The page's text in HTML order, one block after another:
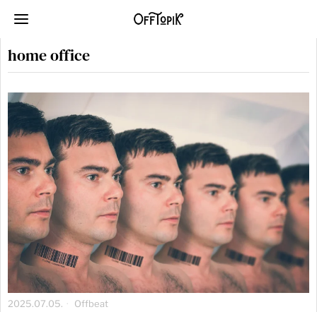
home office
2025.07.05. Offbeat